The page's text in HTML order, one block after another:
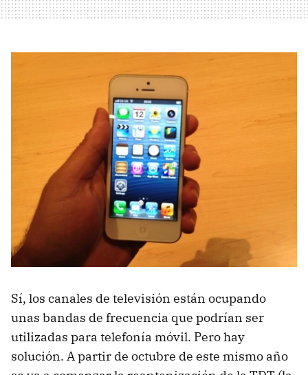
Sí, los canales de televisión están ocupando
unas bandas de frecuencia que podrían ser
utilizadas para telefonía móvil. Pero hay
solución. A partir de octubre de este mismo año